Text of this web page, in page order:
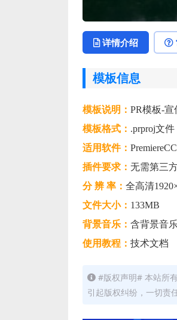
详情介绍
模板信息
模板说明： PR模板-
模板格式： .prproj文件
适用软件：
插件要求： 无需第三
分 辨 率： 全高清
文件大小： 133MB
背景音乐： 含背景音
使用教程： 技术文档
#版权声明# 本站所
引起版权纠纷，一切责